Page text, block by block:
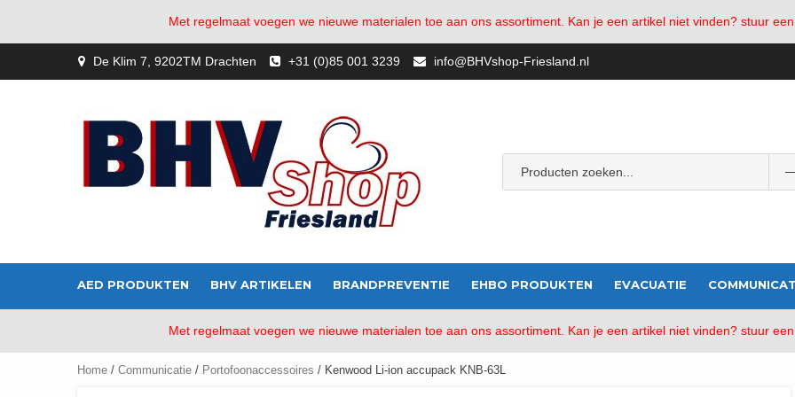
Met regelmaat voegen we nieuwe materialen toe aan ons assortiment. Kan je een artikel niet vinden? stuur
De Klim 7, 9202TM Drachten +31 (0)85 001 3239
info@BHVshop-Friesland.nl
AED PRODUKTEN BHV ARTIKELEN BRANDPREVENTIE EHBO PRODUKTEN EVACUATIE
Met regelmaat voegen we nieuwe materialen toe aan ons assortiment. Kan je een artikel niet vinden? stuur
Home / Communicatie / Portofoonaccessoires / Kenwood Li-ion accupack KNB-63L